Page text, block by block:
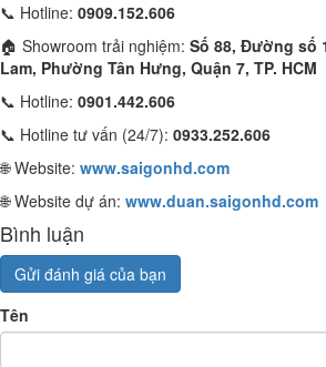
📞 Hotline: 0909.152.606
🏠 Showroom trải nghiệm: Số 88, Đường số
Lam, Phường Tân Hưng, Quận 7, TP. HCM
📞 Hotline: 0901.442.606
📞 Hotline tư vấn (24/7): 0933.252.606
🌐 Website: www.saigonhd.com
🌐 Website dự án: www.duan.saigonhd.com
Bình luận
Gửi đánh giá của bạn
Tên